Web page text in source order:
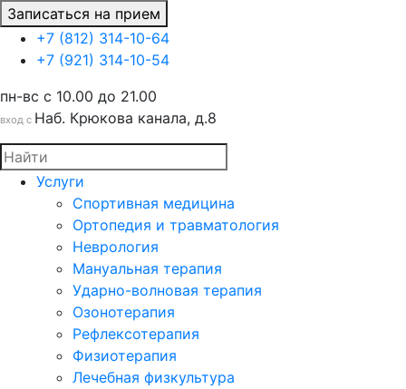
Записаться на прием
+7 (812) 314-10-64
+7 (921) 314-10-54
пн-вс c 10.00 до 21.00
вход с Наб. Крюкова канала, д.8
Услуги
Спортивная медицина
Ортопедия и травматология
Неврология
Мануальная терапия
Ударно-волновая терапия
Озонотерапия
Рефлексотерапия
Физиотерапия
Лечебная физкультура